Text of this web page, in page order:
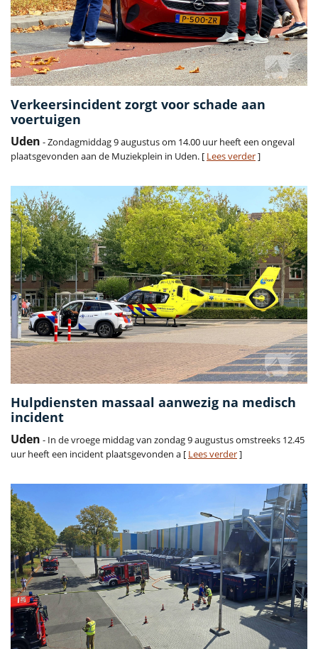
Verkeersincident zorgt voor schade aan
voertuigen
Uden - Zondagmiddag 9 augustus om 14.00 uur heeft een ongeval
plaatsgevonden aan de Muziekplein in Uden. [ Lees verder]
Hulpdiensten massaal aanwezig na medisch
incident
Uden - In de vroege middag van zondag 9 augustus omstreeks 12.45
uur heeft een incident plaatsgevonden a [ Lees verder]